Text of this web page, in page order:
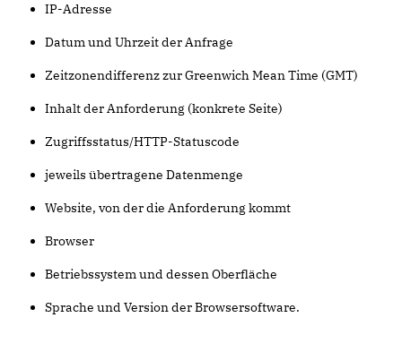
IP-Adresse
Datum und Uhrzeit der Anfrage
Zeitzonendifferenz zur Greenwich Mean Time (GMT)
Inhalt der Anforderung (konkrete Seite)
Zugriffsstatus/HTTP-Statuscode
jeweils übertragene Datenmenge
Website, von der die Anforderung kommt
Browser
Betriebssystem und dessen Oberfläche
Sprache und Version der Browsersoftware.